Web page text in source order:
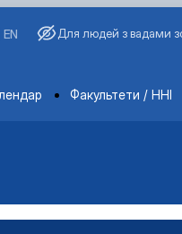
EN Для людей з вадами
Факультети / ННІ